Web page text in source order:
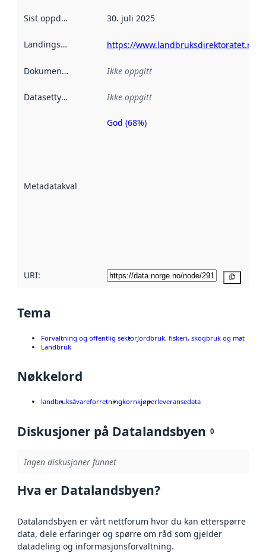
Sist oppdatert 30. juli 2025
Landingsside https://www.landbruksdirektoratet.no/
Dokumentasjon Ikke oppgitt
Datasettype Ikke oppgitt
Metadatakvalitet
Metadatakvalitet
God (68%)
URI:
Tema
Forvaltning og offentlig sektorJordbruk, fiskeri, skogbruk og mat
Landbruk
Nøkkelord
landbruksåvareforretningkornkjøperleveransedata
Diskusjoner på Datalandsbyen 0
Ingen diskusjoner funnet
Hva er Datalandsbyen?
Datalandsbyen er vårt nettforum hvor du kan etterspørre
data, dele erfaringer og spørre om råd som gjelder
datadeling og informasjonsforvaltning.